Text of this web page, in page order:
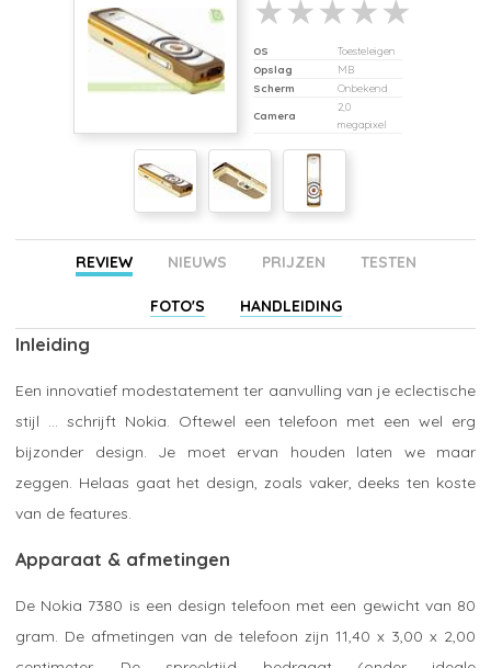
OS
Toesteleigen
Opslag
MB
Scherm
Onbekend
Camera
2,0
megapixel
REVIEW NIEUWS PRIJZEN TESTEN
FOTO'S HANDLEIDING
Inleiding
Een innovatief modestatement ter aanvulling van je eclectische
stijl ... schrijft Nokia. Oftewel een telefoon met een wel erg
bijzonder design. Je moet ervan houden laten we maar
zeggen. Helaas gaat het design, zoals vaker, deeks ten koste
van de features.
Apparaat & afmetingen
De Nokia 7380 is een design telefoon met een gewicht van 80
gram. De afmetingen van de telefoon zijn 11,40 x 3,00 x 2,00